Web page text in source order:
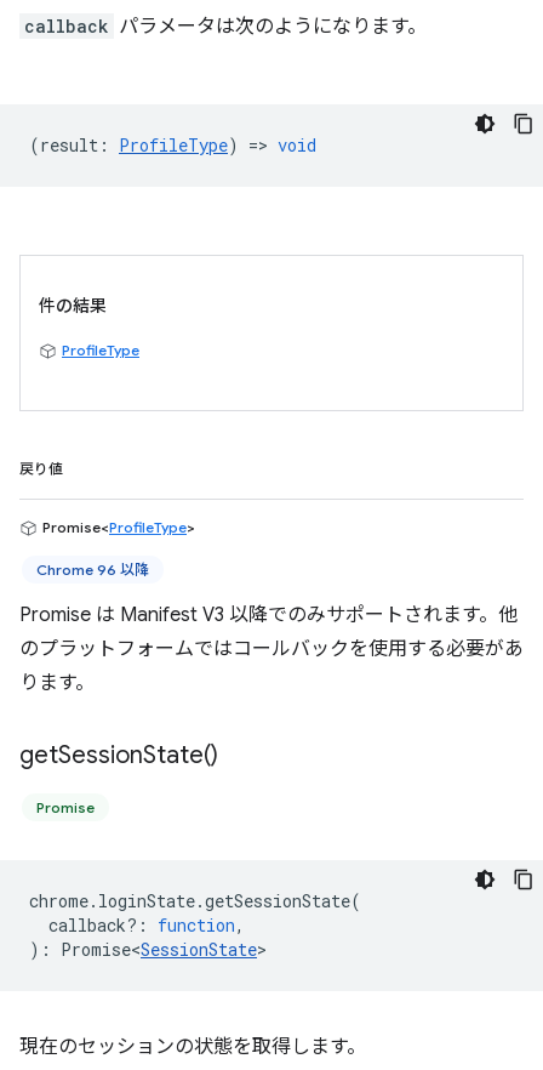
callback パラメータは次のようになります。
(result : ProfileType) => void
件の結果
ProfileType
戻り値
Promise<ProfileType>
Chrome 96 以降
Promise は Manifest V3 以降でのみサポートされます。他
のプラットフォームではコールバックを使用する必要があ
ります。
getSessionState()
Promise
chrome. loginState.getSessionState(
callback? : function,
) : Promise<SessionState>
現在のセッションの状態を取得します。